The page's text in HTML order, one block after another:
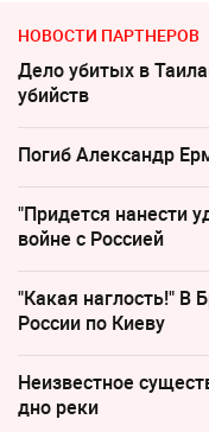
НОВОСТИ ПАРТНЕРОВ
Дело убитых в
убийств
Погиб Александр
"Придется нанести
войне с Россией
"Какая наглость!" В
России по Киеву
Неизвестное
дно реки